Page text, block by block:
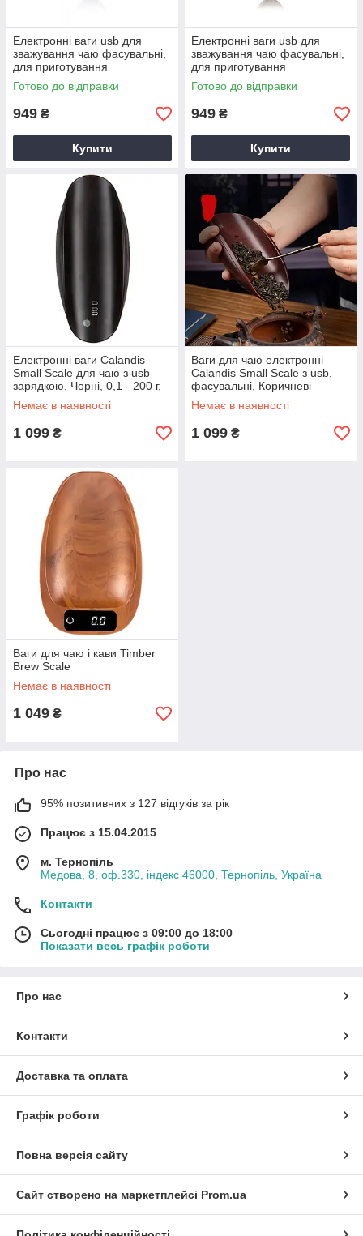
Електронні ваги usb для
зважування чаю фасувальні,
для приготування
китайського чаю, Чорні
Готово до відправки
949 ₴
Купити
Електронні ваги usb для
зважування чаю фасувальні,
для приготування
китайського чаю, Чорні
Готово до відправки
949 ₴
Купити
Електронні ваги Calandis
Small Scale для чаю з usb
зарядкою, Чорні, 0,1 - 200 г,
фасувальні, з акумулятором
Немає в наявності
1 099 ₴
Ваги для чаю електронні
Сalandis Small Scale з usb,
фасувальні, Коричневі
Немає в наявності
1 099 ₴
Ваги для чаю і кави Timber
Brew Scale
Немає в наявності
1 049 ₴
Про нас
95% позитивних з 127 відгуків за рік
Працює з 15.04.2015
м. Тернопіль
Медова, 8, оф.330, індекс 46000, Тернопіль, Україна
Контакти
Сьогодні працює з 09:00 до 18:00
Показати весь графік роботи
Про нас
Контакти
Доставка та оплата
Графік роботи
Повна версія сайту
Сайт створено на маркетплейсі Prom.ua